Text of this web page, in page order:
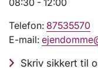
08:30 - 12:00
Telefon: 87535570
E-mail:
Skriv sikkert til